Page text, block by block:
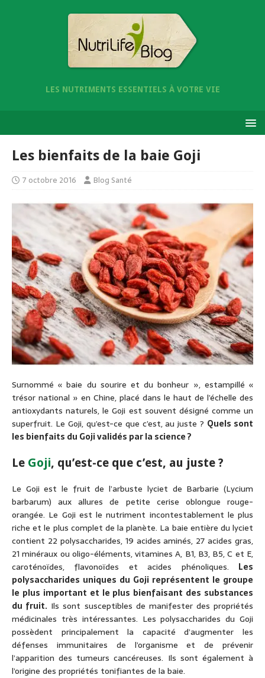
LES NUTRIMENTS ESSENTIELS À VOTRE VIE
Les bienfaits de la baie Goji
7 octobre 2016 Blog Santé
Surnommé « baie du sourire et du bonheur », estampillé «
trésor national » en Chine, placé dans le haut de l’échelle des
antioxydants naturels, le Goji est souvent désigné comme un
superfruit. Le Goji, qu’est-ce que c’est, au juste ? Quels sont
les bienfaits du Goji validés par la science ?
Le Goji, qu’est-ce que c’est, au juste ?
Le Goji est le fruit de l’arbuste lyciet de Barbarie (Lycium
barbarum) aux allures de petite cerise oblongue rouge-
orangée. Le Goji est le nutriment incontestablement le plus
riche et le plus complet de la planète. La baie entière du lyciet
contient 22 polysaccharides, 19 acides aminés, 27 acides gras,
21 minéraux ou oligo-éléments, vitamines A, B1, B3, B5, C et E,
caroténoïdes, flavonoïdes et acides phénoliques. Les
polysaccharides uniques du Goji représentent le groupe
le plus important et le plus bienfaisant des substances
du fruit. Ils sont susceptibles de manifester des propriétés
médicinales très intéressantes. Les polysaccharides du Goji
possèdent principalement la capacité d’augmenter les
défenses immunitaires de l’organisme et de prévenir
l’apparition des tumeurs cancéreuses. Ils sont également à
l’origine des propriétés tonifiantes de la baie.